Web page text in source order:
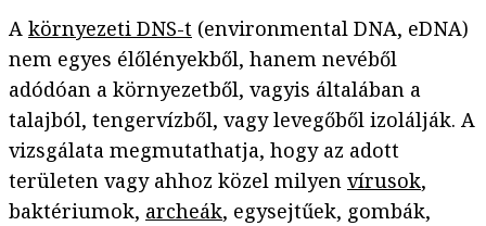
A környezeti DNS-t (environmental DNA, eDNA)
nem egyes élőlényekből, hanem nevéből
adódóan a környezetből, vagyis általában a
talajból, tengervízből, vagy levegőből izolálják. A
vizsgálata megmutathatja, hogy az adott
területen vagy ahhoz közel milyen vírusok,
baktériumok, archeák, egysejtűek, gombák,